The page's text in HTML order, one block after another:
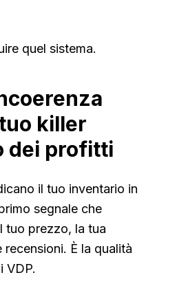
quel sistema.
killer
dei profitti
il tuo inventario in
segnale che
tuo prezzo, la tua
È la qualità
VDP.